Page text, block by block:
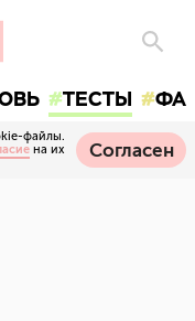
ТЕСТЫ
файлы.
на их
Согласен